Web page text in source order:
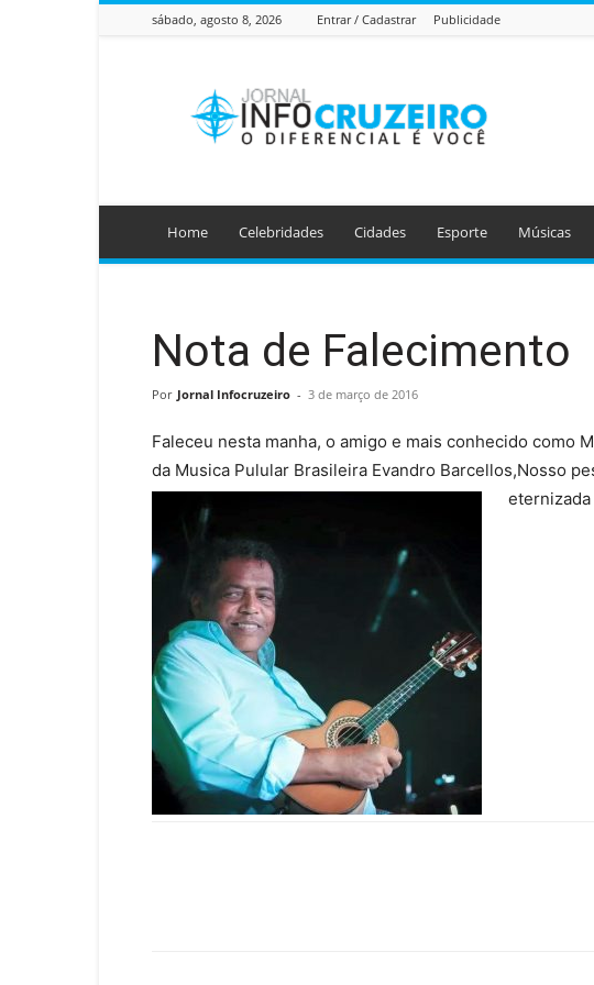
sábado, agosto 8, 2026 Entrar / Cadastrar Publicidade
Info
Cruzeiro
Home Celebridades Cidades Esporte Músicas
Nota de Falecimento
Por Jornal Infocruzeiro - 3 de março de 2016
Faleceu nesta manha, o amigo e mais conhecido como
da Musica Pulular Brasileira Evandro Barcellos,Nosso